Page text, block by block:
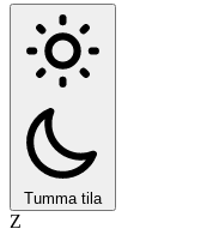
Tumma tila
Z